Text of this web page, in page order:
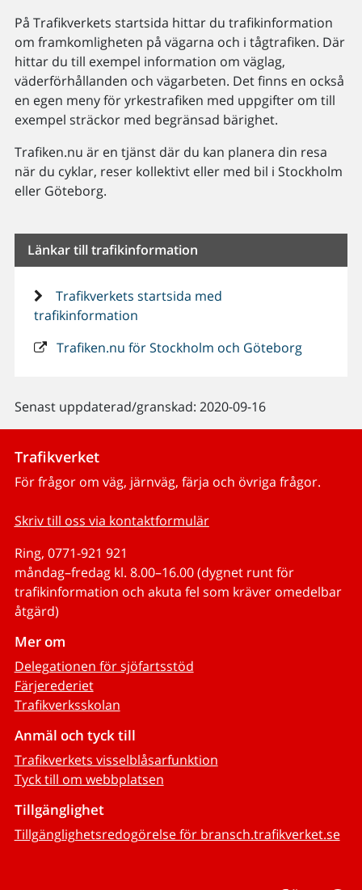
På Trafikverkets startsida hittar du trafikinformation
om framkomligheten på vägarna och i tågtrafiken. Där
hittar du till exempel information om väglag,
väderförhållanden och vägarbeten. Det finns en också
en egen meny för yrkestrafiken med uppgifter om till
exempel sträckor med begränsad bärighet.
Trafiken.nu är en tjänst där du kan planera din resa
när du cyklar, reser kollektivt eller med bil i Stockholm
eller Göteborg.
Länkar till trafikinformation
Trafikverkets startsida med
trafikinformation
Trafiken.nu för Stockholm och Göteborg
Senast uppdaterad/granskad: 2020-09-16
Trafikverket
För frågor om väg, järnväg, färja och övriga frågor.
Skriv till oss via kontaktformulär
Ring, 0771-921 921
måndag–fredag kl. 8.00–16.00 (dygnet runt för
trafikinformation och akuta fel som kräver omedelbar
åtgärd)
Mer om
Delegationen för sjöfartsstöd
Färjerederiet
Trafikverksskolan
Anmäl och tyck till
Trafikverkets visselblåsarfunktion
Tyck till om webbplatsen
Tillgänglighet
Tillgänglighetsredogörelse för bransch.trafikverket.se